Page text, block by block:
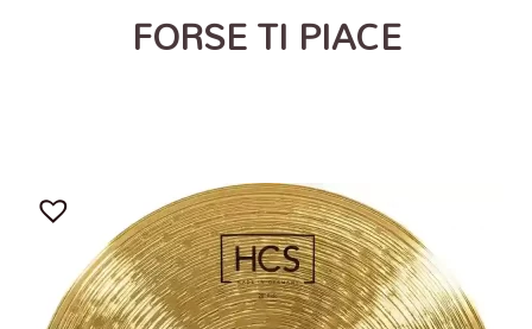
FORSE TI PIACE